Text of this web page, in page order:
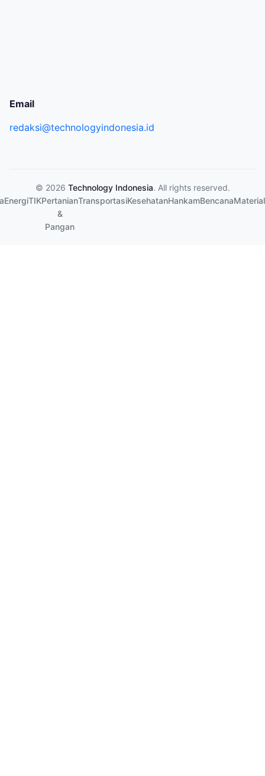
Email
redaksi@technologyindonesia.id
© 2026 Technology Indonesia. All rights reserved.
EnergiTIKPertanian
&
Pangan
TransportasiKesehatanHankamBencanaMaterial